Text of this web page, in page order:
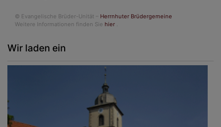
© Evangelische Brüder-Unität – Herrnhuter Brüdergemeine
Weitere Informationen finden Sie hier
Wir laden ein